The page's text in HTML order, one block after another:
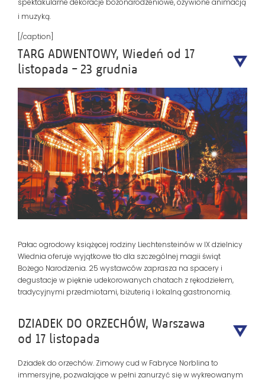
i muzyką.
[/caption]
TARG ADWENTOWY, Wiedeń od 17
listopada – 23 grudnia
Pałac ogrodowy książęcej rodziny Liechtensteinów w IX dzielnicy
Wiednia oferuje wyjątkowe tło dla szczególnej magii świąt
Bożego Narodzenia. 25 wystawców zaprasza na spacery i
degustacje w pięknie udekorowanych chatach z rękodziełem,
tradycyjnymi przedmiotami, biżuterią i lokalną gastronomią.
DZIADEK DO ORZECHÓW, Warszawa
od 17 listopada
Dziadek do orzechów. Zimowy cud w Fabryce Norblina to
immersyjne, pozwalające w pełni zanurzyć się w wykreowanym